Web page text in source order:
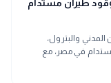
طيران مستدام
المدني والبترول،
في مصر، مع
محطات التموين